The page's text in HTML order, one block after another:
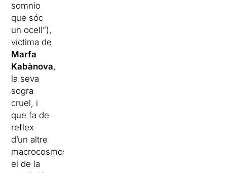
somnio
que sóc
un ocell”),
víctima de
Marfa
Kabànova,
la seva
sogra
cruel, i
que fa de
reflex
d’un altre
macrocosmos,
el de la